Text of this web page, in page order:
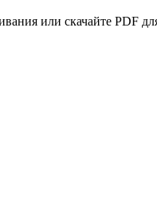
или скачайте PDF